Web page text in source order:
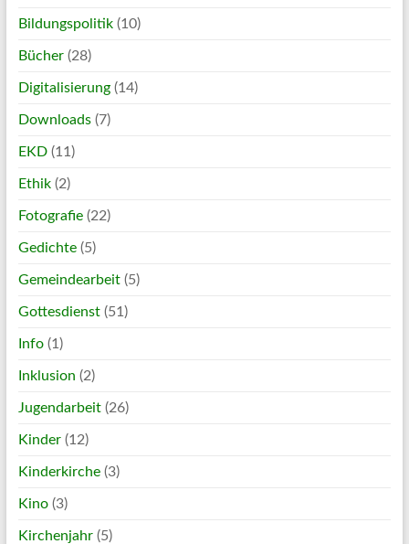
Bildungspolitik(10)
Bücher(28)
Digitalisierung(14)
Downloads(7)
EKD(11)
Ethik(2)
Fotografie(22)
Gedichte(5)
Gemeindearbeit(5)
Gottesdienst(51)
Info(1)
Inklusion (2)
Jugendarbeit(26)
Kinder(12)
Kinderkirche(3)
Kino(3)
Kirchenjahr(5)